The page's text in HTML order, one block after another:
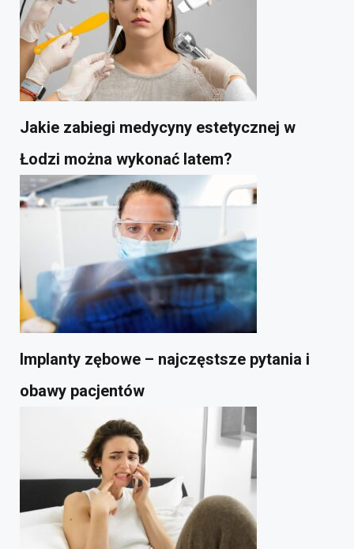
Jakie zabiegi medycyny estetycznej w
Łodzi można wykonać latem?
Implanty zębowe – najczęstsze pytania i
obawy pacjentów